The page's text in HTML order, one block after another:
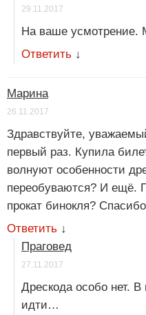
29.11.2017
На ваше усмотрение.
Ответить ↓
Марина
26.11.2017
Здравствуйте,
первый раз. Купила
волнуют особенности
переобуваются? И ещё.
прокат бинокля?
Ответить ↓
Праговед
27.11.2017
Дрескода особо нет. В
идти…